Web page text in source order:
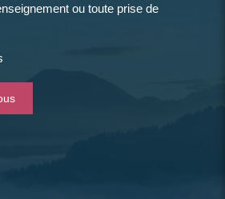
ou toute prise de